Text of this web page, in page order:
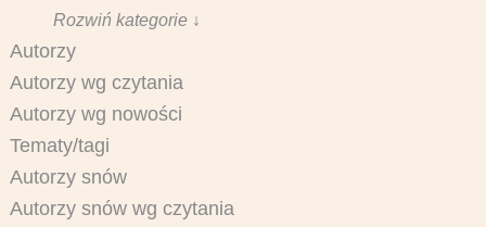
Rozwiń kategorie ↓
Autorzy
Autorzy wg czytania
Autorzy wg nowości
Tematy/tagi
Autorzy snów
Autorzy snów wg czytania